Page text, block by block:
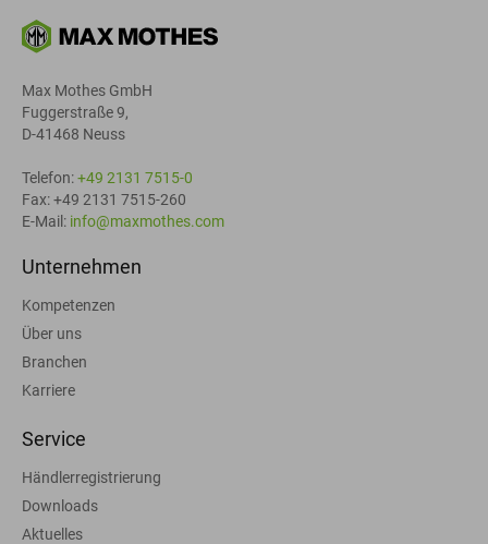
Max Mothes GmbH
Fuggerstraße 9,
D-41468 Neuss
Telefon:+49 2131 7515-0
Fax: +49 2131 7515-260
E-Mail: info@maxmothes.com
Unternehmen
Kompetenzen
Über uns
Branchen
Karriere
Service
Händlerregistrierung
Downloads
Aktuelles